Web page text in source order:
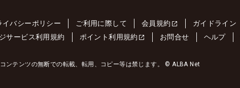
イバシーポリシー ご利用に際して 会員規約 ガイドライン
サービス利用規約 ポイント利用規約 お問合せ ヘルプ
ンテンツの無断での転載、転用、コピー等は禁じます。 © ALBA Net